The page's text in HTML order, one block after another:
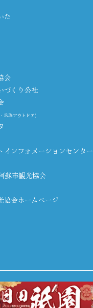
た
会
づくり公社
玖珠アウトドア)
インフォメーションセンター
蘇市観光協会
協会ホームページ